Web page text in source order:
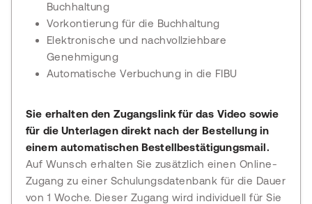
Buchhaltung
Vorkontierung für die Buchhaltung
Elektronische und nachvollziehbare
Genehmigung
Automatische Verbuchung in die FIBU
Sie erhalten den Zugangslink für das Video sowie
für die Unterlagen direkt nach der Bestellung in
einem automatischen Bestellbestätigungsmail.
Auf Wunsch erhalten Sie zusätzlich einen Online-
Zugang zu einer Schulungsdatenbank für die Dauer
von 1 Woche. Dieser Zugang wird individuell für Sie